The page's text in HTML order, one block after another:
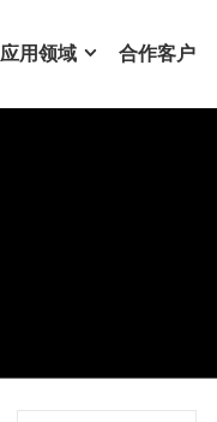
应用领域 合作客户